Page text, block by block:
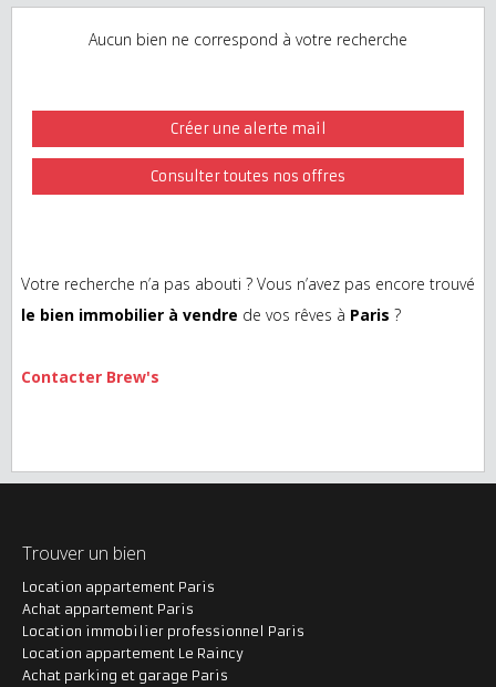
Aucun bien ne correspond à votre recherche
Créer une alerte mail
Consulter toutes nos offres
Votre recherche n’a pas abouti ? Vous n’avez pas encore trouvé
le bien immobilier à vendre de vos rêves à Paris ?
Contacter Brew's
Trouver un bien
Location appartement Paris
Achat appartement Paris
Location immobilier professionnel Paris
Location appartement Le Raincy
Achat parking et garage Paris